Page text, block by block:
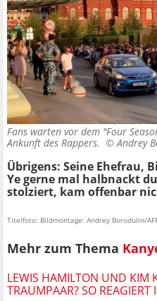
Fans warten vor dem "Four
Ankunft des Rappers. ©Andrey
Übrigens: Seine Ehefrau,
Ye gerne mal halbnackt
stolziert, kam offenbar
Titelfoto: Bildmontage: Andrey Borodulin/
Mehr zum Thema
LEWIS HAMILTON UND KIM
TRAUMPAAR? SO REAGIERT